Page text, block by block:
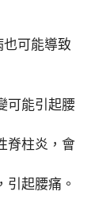
可能導致
可能引起腰
脊柱炎，會
引起腰痛。